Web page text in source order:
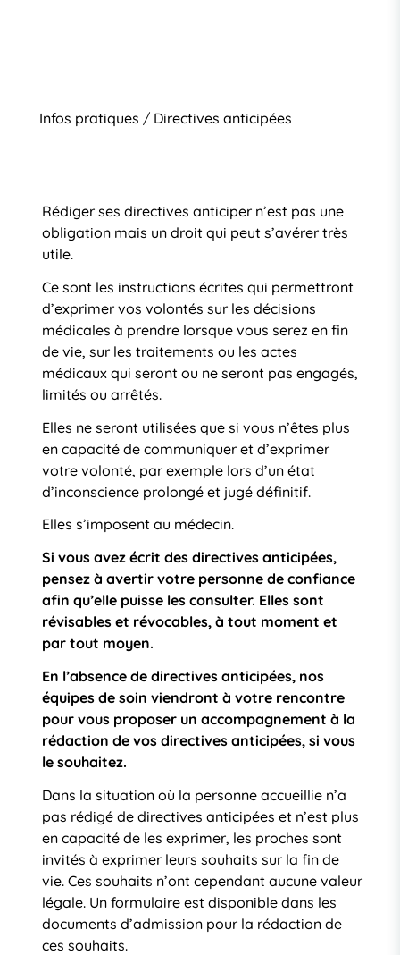
Infos pratiques / Directives anticipées
Rédiger ses directives anticiper n’est pas une
obligation mais un droit qui peut s’avérer très
utile.
Ce sont les instructions écrites qui permettront
d’exprimer vos volontés sur les décisions
médicales à prendre lorsque vous serez en fin
de vie, sur les traitements ou les actes
médicaux qui seront ou ne seront pas engagés,
limités ou arrêtés.
Elles ne seront utilisées que si vous n’êtes plus
en capacité de communiquer et d’exprimer
votre volonté, par exemple lors d’un état
d’inconscience prolongé et jugé définitif.
Elles s’imposent au médecin.
Si vous avez écrit des directives anticipées,
pensez à avertir votre personne de confiance
afin qu’elle puisse les consulter. Elles sont
révisables et révocables, à tout moment et
par tout moyen.
En l’absence de directives anticipées, nos
équipes de soin viendront à votre rencontre
pour vous proposer un accompagnement à la
rédaction de vos directives anticipées, si vous
le souhaitez.
Dans la situation où la personne accueillie n’a
pas rédigé de directives anticipées et n’est plus
en capacité de les exprimer, les proches sont
invités à exprimer leurs souhaits sur la fin de
vie. Ces souhaits n’ont cependant aucune valeur
légale. Un formulaire est disponible dans les
documents d’admission pour la rédaction de
ces souhaits.